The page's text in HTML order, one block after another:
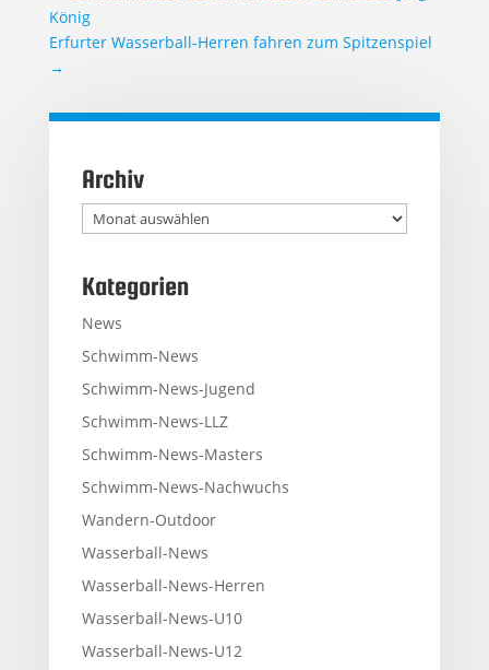
König
Erfurter Wasserball-Herren fahren zum Spitzenspiel
→
Archiv
Archiv
Kategorien
News
Schwimm-News
Schwimm-News-Jugend
Schwimm-News-LLZ
Schwimm-News-Masters
Schwimm-News-Nachwuchs
Wandern-Outdoor
Wasserball-News
Wasserball-News-Herren
Wasserball-News-U10
Wasserball-News-U12